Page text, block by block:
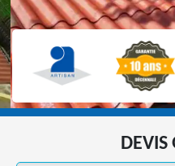
DEVIS